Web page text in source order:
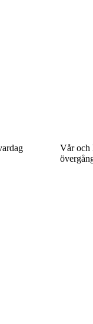
Vår och